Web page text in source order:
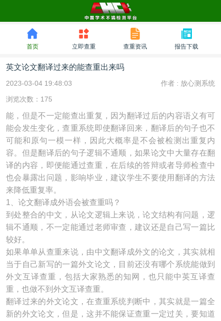
首页 立即查重 查重资讯 报告下载
英文论文翻译过来的能查重出来吗
2023-03-04 19:48:03 作者 : 放心测系统
浏览次数：175
能，但是不一定能查出重复，因为翻译过后的内容语义有可
能会发生变化，查重系统即使翻译回来，翻译后的句子也不
可能和原句一模一样，因此大概率是不会被检测出重复内
容。但是翻译后的句子逻辑不通顺，如果论文中大量存在翻
译的内容，即便能通过查重，在后续的答辩或者导师检查中
也会暴露出问题，影响毕业，建议学生不要使用翻译的方法
来降低重复率。
1、论文翻译成外语会被查重吗？
到处整合的中文，从论文逻辑上来说，论文结构有问题，逻
辑不通顺，不一定能通过老师审查，建议还是自己写一篇比
较好。
如果单单从查重来说，由中文翻译成外文的论文，其实就相
当于自己新写的一篇外文论文，目前还没有哪个系统能做到
外文互译查重，包括大家熟悉的知网，也只能中英互译查
重，也做不到外文互译查重。
翻译过来的外文论文，在查重系统判断中，其实就是一篇全
新的外文论文，但是，这并不能保证查重一定过关，要知道